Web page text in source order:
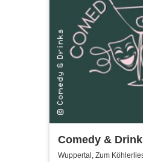
Comedy &
Köhlerliesel
Wuppertal, Zum